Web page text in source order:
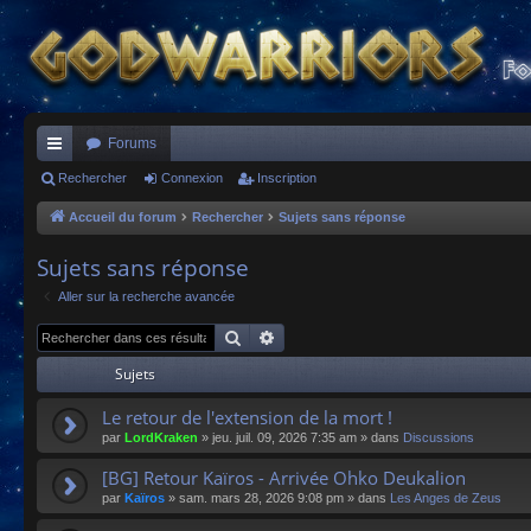
ac
co
s
Forums
Rechercher Connexion Inscription
Accueil du forum Rechercher Sujets sans réponse
Sujets sans réponse
Aller sur la recherche avancée
Rechercher
Sujets
Le retour de l'extension de la mort !
par LordKraken » jeu. juil. 09, 2026 7:35 am » dans Discussions
[BG] Retour Kaïros - Arrivée Ohko Deukalion
par Kaïros » sam. mars 28, 2026 9:08 pm » dans Les Anges de Zeus